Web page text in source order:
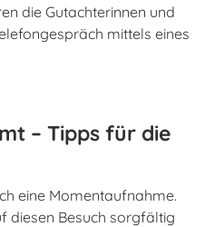
die Gutachterinnen und
mittels eines
– Tipps für die
eine Momentaufnahme.
diesen Besuch sorgfältig